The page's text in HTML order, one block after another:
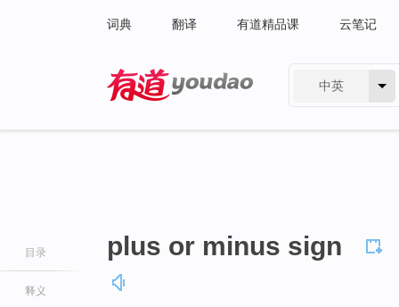
词典 翻译 有道精品课 云笔记
中英
目录
释义
plus or minus sign